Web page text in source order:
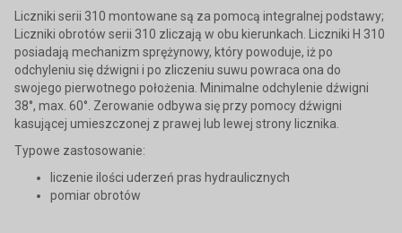
Liczniki serii 310 montowane są za pomocą integralnej podstawy;
Liczniki obrotów serii 310 zliczają w obu kierunkach. Liczniki H 310
posiadają mechanizm sprężynowy, który powoduje, iż po
odchyleniu się dźwigni i po zliczeniu suwu powraca ona do
swojego pierwotnego położenia. Minimalne odchylenie dźwigni
38°, max. 60°. Zerowanie odbywa się przy pomocy dźwigni
kasującej umieszczonej z prawej lub lewej strony licznika.
Typowe zastosowanie:
liczenie ilości uderzeń pras hydraulicznych
pomiar obrotów